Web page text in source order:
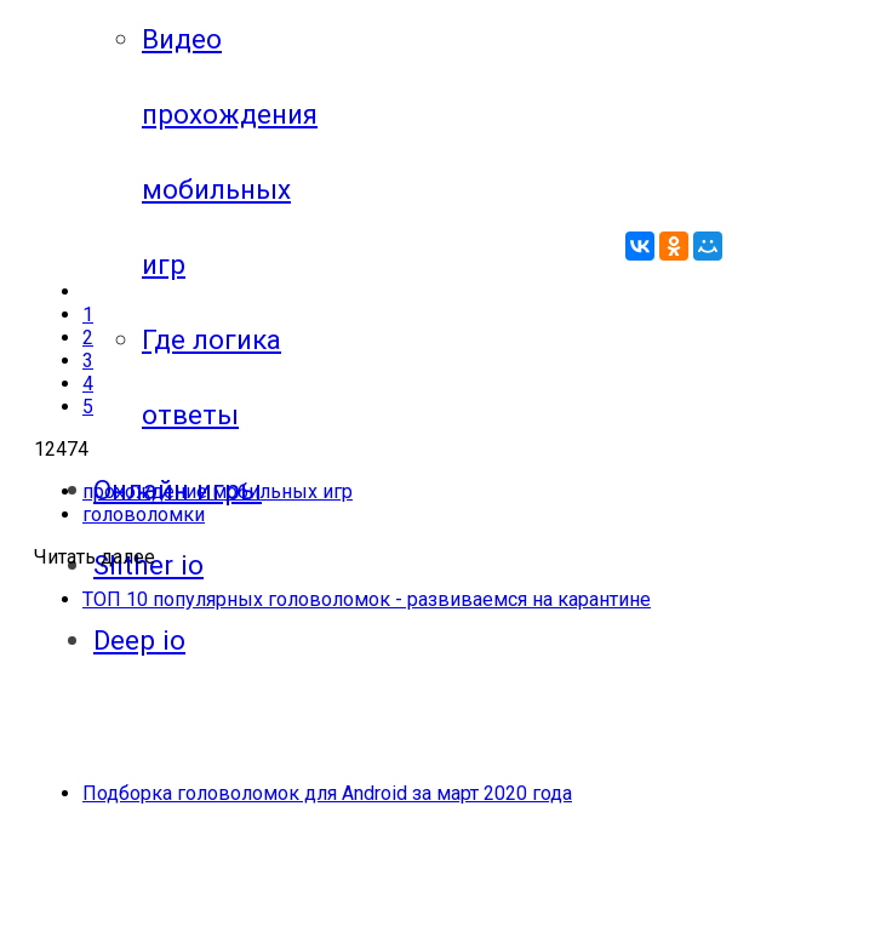
Видео
прохождения
мобильных
игр
Где логика
ответы
Онлайн игры
Slither io
Deep io
1
2
3
4
5
12474
прохождение мобильных игр
головоломки
Читать далее
ТОП 10 популярных головоломок - развиваемся на карантине
Подборка головоломок для Android за март 2020 года